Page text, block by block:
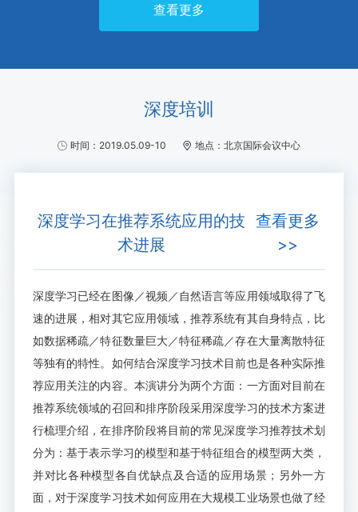
查看更多
深度培训
时间：2019.05.09-10 地点：北京国际会议中心
深度学习在推荐系统应用的技
术进展
查看更多
>>
深度学习已经在图像／视频／自然语言等应用领域取得了飞
速的进展，相对其它应用领域，推荐系统有其自身特点，比
如数据稀疏／特征数量巨大／特征稀疏／存在大量离散特征
等独有的特性。如何结合深度学习技术目前也是各种实际推
荐应用关注的内容。本演讲分为两个方面：一方面对目前在
推荐系统领域的召回和排序阶段采用深度学习的技术方案进
行梳理介绍，在排序阶段将目前的常见深度学习推荐技术划
分为：基于表示学习的模型和基于特征组合的模型两大类，
并对比各种模型各自优缺点及合适的应用场景；另外一方
面，对于深度学习技术如何应用在大规模工业场景也做了经